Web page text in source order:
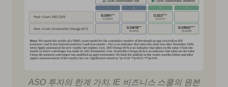
ASO 투자의 한계 가치. IE 비즈니스 스쿨의 원본